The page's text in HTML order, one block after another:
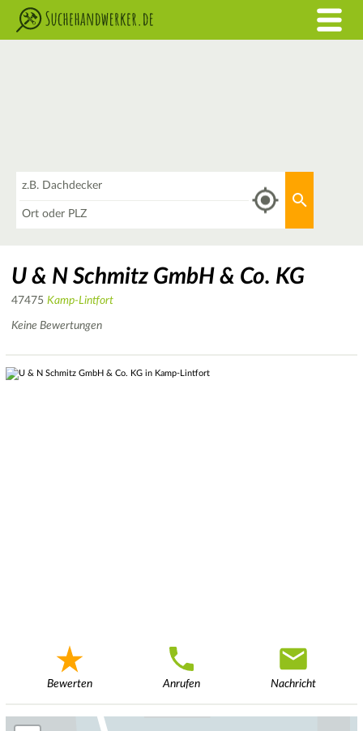
U & N Schmitz GmbH & Co. KG
47475 Kamp-Lintfort
Keine Bewertungen
Bewerten Anrufen Nachricht